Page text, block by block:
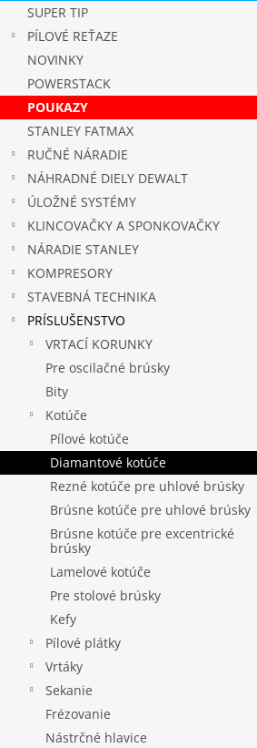
SUPER TIP
PÍLOVÉ REŤAZE
NOVINKY
POWERSTACK
POUKAZY
STANLEY FATMAX
RUČNÉ NÁRADIE
NÁHRADNÉ DIELY DEWALT
ÚLOŽNÉ SYSTÉMY
KLINCOVAČKY A SPONKOVAČKY
NÁRADIE STANLEY
KOMPRESORY
STAVEBNÁ TECHNIKA
PRÍSLUŠENSTVO
VRTACÍ KORUNKY
Pre oscilačné brúsky
Bity
Kotúče
Pílové kotúče
Diamantové kotúče
Rezné kotúče pre uhlové brúsky
Brúsne kotúče pre uhlové brúsky
Brúsne kotúče pre excentrické
brúsky
Lamelové kotúče
Pre stolové brúsky
Kefy
Pílové plátky
Vrtáky
Sekanie
Frézovanie
Nástrčné hlavice